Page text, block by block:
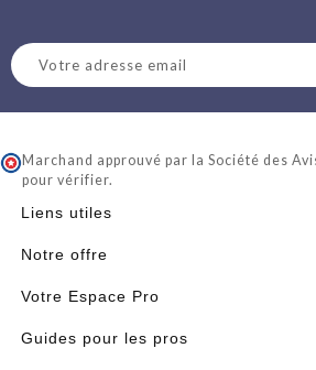
Marchand approuvé par la Société des
pour vérifier.
Liens utiles
Notre offre
Votre Espace Pro
Guides pour les pros